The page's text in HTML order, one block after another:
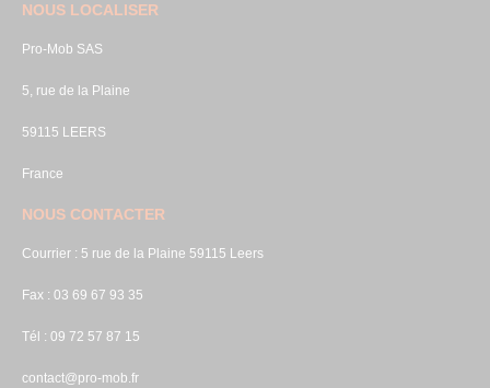
NOUS LOCALISER
Pro-Mob SAS
5, rue de la Plaine
59115 LEERS
France
NOUS CONTACTER
Courrier : 5 rue de la Plaine 59115 Leers
Fax : 03 69 67 93 35
Tél : 09 72 57 87 15
contact@pro-mob.fr